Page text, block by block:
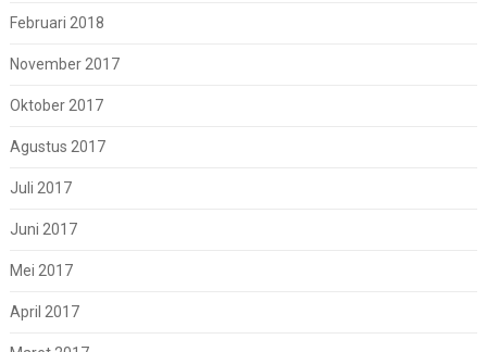
Februari 2018
November 2017
Oktober 2017
Agustus 2017
Juli 2017
Juni 2017
Mei 2017
April 2017